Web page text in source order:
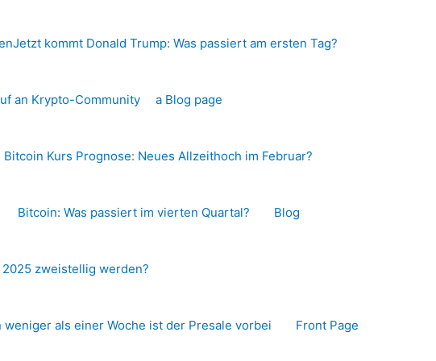
Jetzt kommt Donald Trump: Was passiert am ersten Tag?
an Krypto-Community a Blog page
Bitcoin Kurs Prognose: Neues Allzeithoch im Februar?
Bitcoin: Was passiert im vierten Quartal? Blog
zweistellig werden?
weniger als einer Woche ist der Presale vorbei Front Page